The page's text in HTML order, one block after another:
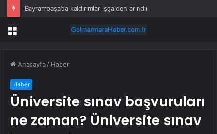
Bayrampaşa’da kaldırımlar işgalden arındırılıyor
Menü
Anasayfa / Haber
Haber
Üniversite sınav başvuruları
ne zaman? Üniversite sınav